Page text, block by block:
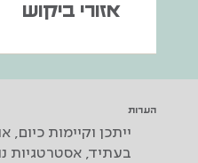
אזורי ביקוש
הערות
ייתכן וקיימות כיום,
בעתיד, אסטרטגיות